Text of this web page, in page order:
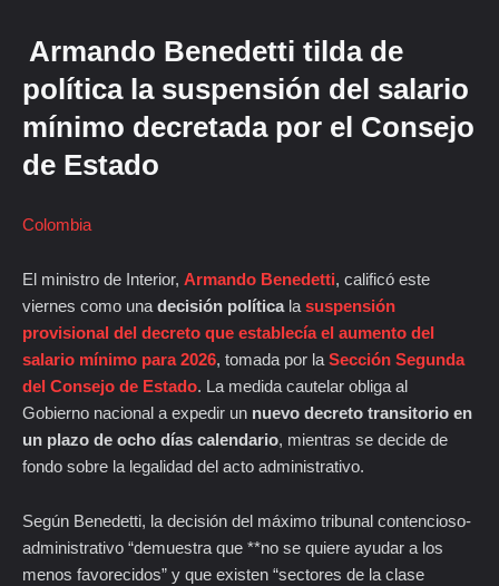
Armando Benedetti tilda de
política la suspensión del salario
mínimo decretada por el Consejo
de Estado
Colombia
El ministro de Interior, Armando Benedetti, calificó este
viernes como unadecisión políticalasuspensión
provisional del decreto que establecía el aumento del
salario mínimo para 2026, tomada por laSección Segunda
del Consejo de Estado. La medida cautelar obliga al
Gobierno nacional a expedir un nuevo decreto transitorio en
un plazo de ocho días calendario, mientras se decide de
fondo sobre la legalidad del acto administrativo.
Según Benedetti, la decisión del máximo tribunal contencioso-
administrativo “demuestra que **no se quiere ayudar a los
menos favorecidos” y que existen “sectores de la clase